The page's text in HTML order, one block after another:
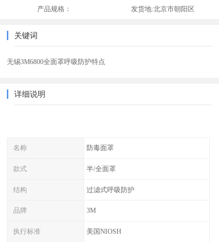
产品规格： 发货地:北京市朝阳区
关键词
无锡3M6800全面罩呼吸防护特点
详细说明
名称 防毒面罩
款式 半/全面罩
结构 过滤式呼吸防护
品牌 3M
执行标准 美国NIOSH